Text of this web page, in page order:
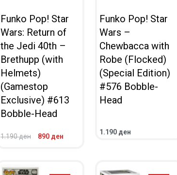
Funko Pop! Star
Wars: Return of
the Jedi 40th –
Brethupp (with
Helmets)
(Gamestop
Exclusive) #613
Bobble-Head
1.190ден 890 ден
ВО КОШНИЧКА
Funko Pop! Star
Wars –
Chewbacca with
Robe (Flocked)
(Special Edition)
#576 Bobble-
Head
1.190 ден